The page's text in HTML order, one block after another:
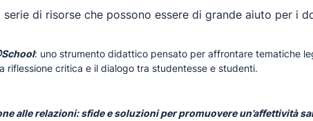
serie di risorse che possono essere di grande aiuto per i
: uno strumento didattico pensato per affrontare tematiche
riflessione critica e il dialogo tra studentesse e studenti.
alle relazioni: sfide e soluzioni per promuovere un’affettività